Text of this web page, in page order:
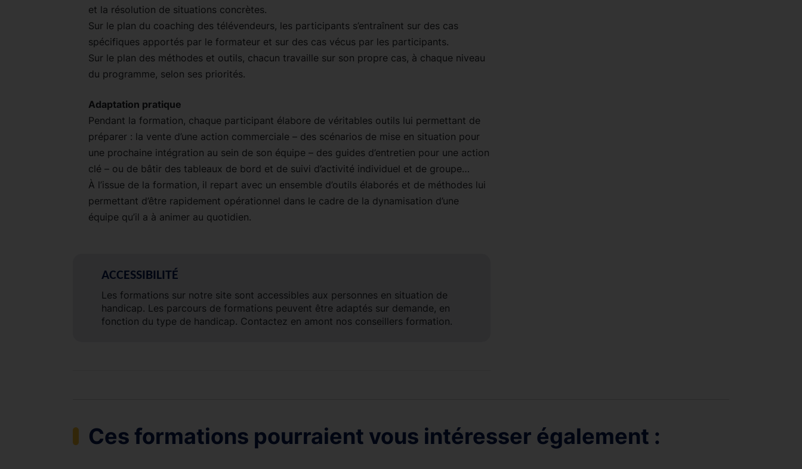
et la résolution de situations concrètes.
Sur le plan du coaching des télévendeurs, les participants s’entraînent sur des cas
spécifiques apportés par le formateur et sur des cas vécus par les participants.
Sur le plan des méthodes et outils, chacun travaille sur son propre cas, à chaque niveau
du programme, selon ses priorités.
Adaptation pratique
Pendant la formation, chaque participant élabore de véritables outils lui permettant de
préparer : la vente d’une action commerciale – des scénarios de mise en situation pour
une prochaine intégration au sein de son équipe – des guides d’entretien pour une action
clé – ou de bâtir des tableaux de bord et de suivi d’activité individuel et de groupe…
À l’issue de la formation, il repart avec un ensemble d’outils élaborés et de méthodes lui
permettant d’être rapidement opérationnel dans le cadre de la dynamisation d’une
équipe qu’il a à animer au quotidien.
ACCESSIBILITÉ
Les formations sur notre site sont accessibles aux personnes en situation de
handicap. Les parcours de formations peuvent être adaptés sur demande, en
fonction du type de handicap. Contactez en amont nos conseillers formation.
Ces formations pourraient vous intéresser également :